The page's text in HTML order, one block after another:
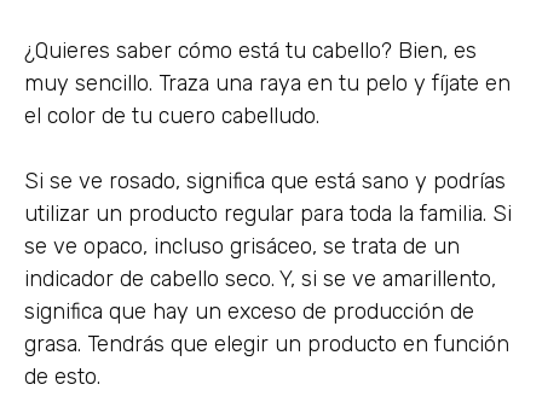
¿Quieres saber cómo está tu cabello? Bien, es
muy sencillo. Traza una raya en tu pelo y fíjate en
el color de tu cuero cabelludo.
Si se ve rosado, significa que está sano y podrías
utilizar un producto regular para toda la familia. Si
se ve opaco, incluso grisáceo, se trata de un
indicador de cabello seco. Y, si se ve amarillento,
significa que hay un exceso de producción de
grasa. Tendrás que elegir un producto en función
de esto.